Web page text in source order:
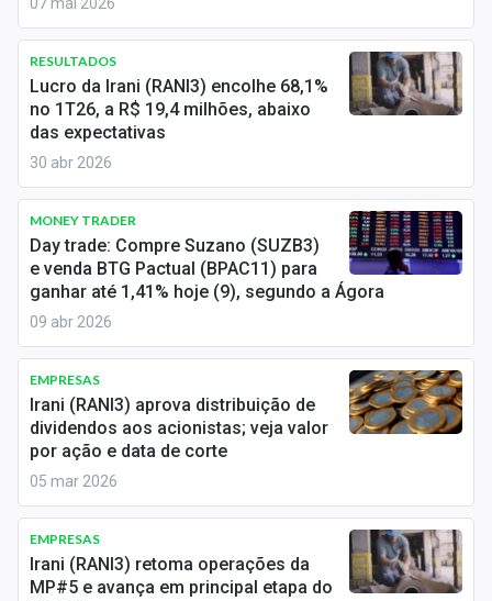
Marketing
Tecnologia
Sobre
Expediente
Contato
RESULTADOS
Lucro da Irani (RANI3) encolhe 68,1%
no 1T26, a R$ 19,4 milhões, abaixo
das expectativas
30 abr 2026
MONEY TRADER
Day trade: Compre Suzano (SUZB3)
e venda BTG Pactual (BPAC11) para
ganhar até 1,41% hoje (9), segundo a Ágora
09 abr 2026
EMPRESAS
Irani (RANI3) aprova distribuição de
dividendos aos acionistas; veja valor
por ação e data de corte
05 mar 2026
EMPRESAS
Irani (RANI3) retoma operações da
MP#5 e avança em principal etapa do